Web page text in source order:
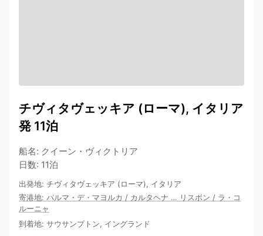
チヴィタヴェッキア (ローマ), イタリア
発 11泊
船名: クイーン・ヴィクトリア
日数: 11泊
出発地: チヴィタヴェッキア (ローマ), イタリア
寄港地: パルマ・デ・マヨルカ / カルタヘナ … リスボン / ラ・コ
ルーニャ
到着地: サウサンプトン, イングランド